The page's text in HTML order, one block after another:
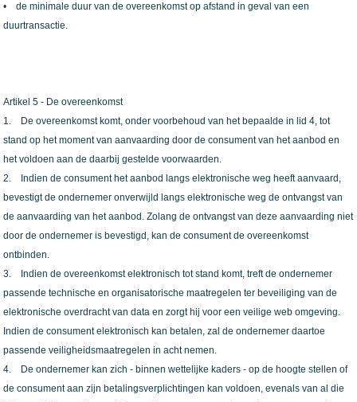
• de minimale duur van de overeenkomst op afstand in geval van een
duurtransactie.
Artikel 5 - De overeenkomst
1. De overeenkomst komt, onder voorbehoud van het bepaalde in lid 4, tot
stand op het moment van aanvaarding door de consument van het aanbod en
het voldoen aan de daarbij gestelde voorwaarden.
2. Indien de consument het aanbod langs elektronische weg heeft aanvaard,
bevestigt de ondernemer onverwijld langs elektronische weg de ontvangst van
de aanvaarding van het aanbod. Zolang de ontvangst van deze aanvaarding niet
door de ondernemer is bevestigd, kan de consument de overeenkomst
ontbinden.
3. Indien de overeenkomst elektronisch tot stand komt, treft de ondernemer
passende technische en organisatorische maatregelen ter beveiliging van de
elektronische overdracht van data en zorgt hij voor een veilige web omgeving.
Indien de consument elektronisch kan betalen, zal de ondernemer daartoe
passende veiligheidsmaatregelen in acht nemen.
4. De ondernemer kan zich - binnen wettelijke kaders - op de hoogte stellen of
de consument aan zijn betalingsverplichtingen kan voldoen, evenals van al die